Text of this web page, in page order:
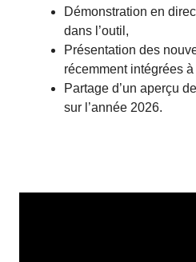
Démonstration en
dans l’outil,
Présentation des
récemment intégrées
Partage d’un aperçu
sur l’année 2026.